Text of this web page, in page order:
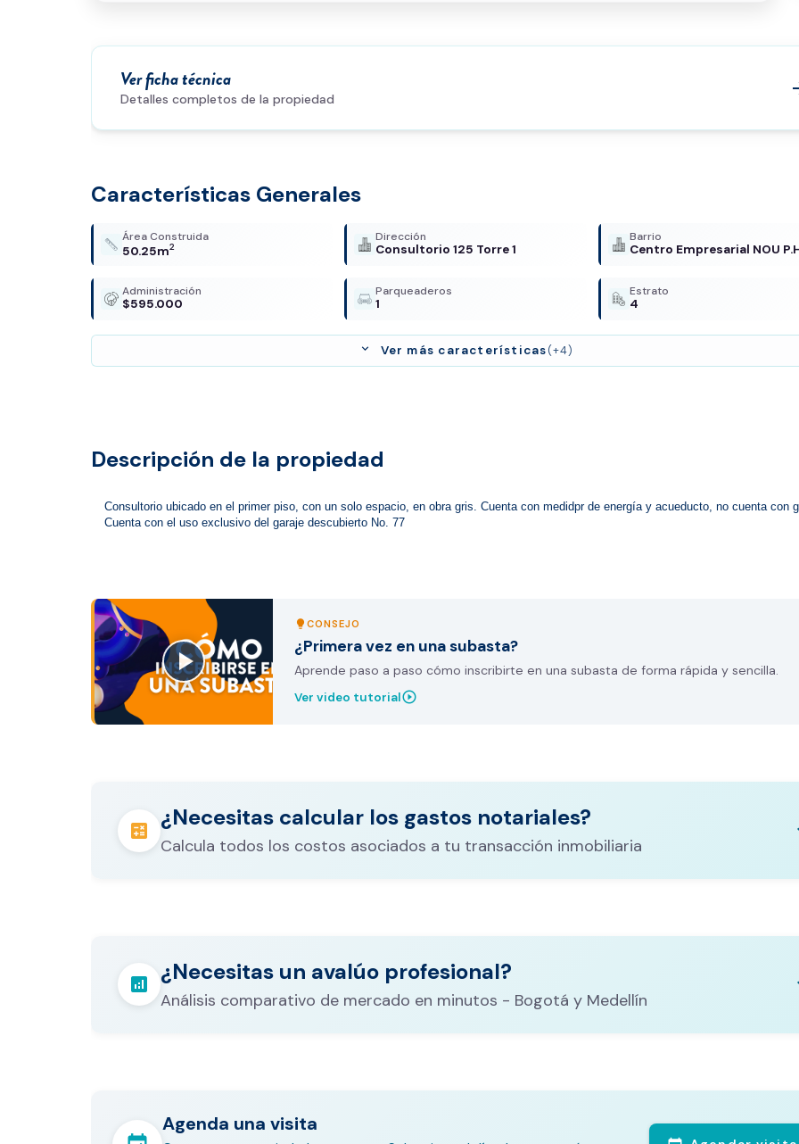
Ver ficha técnica
Detalles completos de la propiedad
Características Generales
Área Construida
50.25m2
Dirección
Consultorio 125 Torre 1
Barrio
Centro Empresarial NOU
Administración
$595.000
Parqueaderos
1
Estrato
4
expand_more Ver más características(+4)
Descripción de la propiedad
Consultorio ubicado en el primer piso, con un solo espacio, en obra gris. Cuenta con medidpr de energía y acueducto, no cuenta con
Cuenta con el uso exclusivo del garaje descubierto No. 77
lightbulb CONSEJO
¿Primera vez en una subasta?
Aprende paso a paso cómo inscribirte en una subasta de forma rápida y sencilla.
Ver video tutorialplay_circle_outline
calculate ¿Necesitas calcular los gastos notariales?
Calcula todos los costos asociados a tu transacción inmobiliaria
Los gastos notariales incluyen escrituración,
legales que varían según el valor del
inmueble.
CALCULADORA DE GASTOS NOTARIALES
analytics ¿Necesitas un avalúo profesional?
Análisis comparativo de mercado en minutos - Bogotá y Medellín
Agenda una visita